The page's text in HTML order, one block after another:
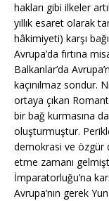
hakları gibi ilkeler
yıllık esaret olarak
hâkimiyeti) karşı
Avrupa’da fırtına
Balkanlar’da
kaçınılmaz sondur.
ortaya çıkan
bir bağ kurmasına
oluşturmuştur.
demokrasi ve özgür
etme zamanı
İmparatorluğu’na
Avrupa’nın gerek